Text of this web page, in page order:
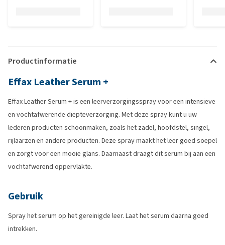
Productinformatie
Effax Leather Serum +
Effax Leather Serum + is een leerverzorgingsspray voor een intensieve
en vochtafwerende diepteverzorging. Met deze spray kunt u uw
lederen producten schoonmaken, zoals het zadel, hoofdstel, singel,
rijlaarzen en andere producten. Deze spray maakt het leer goed soepel
en zorgt voor een mooie glans. Daarnaast draagt dit serum bij aan een
vochtafwerend oppervlakte.
Gebruik
Spray het serum op het gereinigde leer. Laat het serum daarna goed
intrekken.